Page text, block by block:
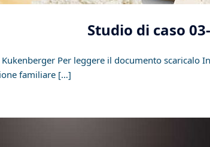
Studio di caso
Per leggere il documento scaricalo
familiare […]